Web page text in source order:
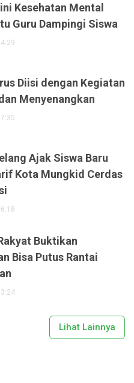
Kesehatan Mental
Guru Dampingi Siswa
Diisi dengan Kegiatan
Menyenangkan
Ajak Siswa Baru
Kota Mungkid Cerdas
Buktikan
Bisa Putus Rantai
Lihat Lainnya